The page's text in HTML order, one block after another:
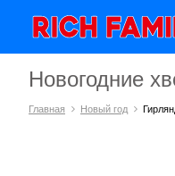
Новогодние
Главная Новый год